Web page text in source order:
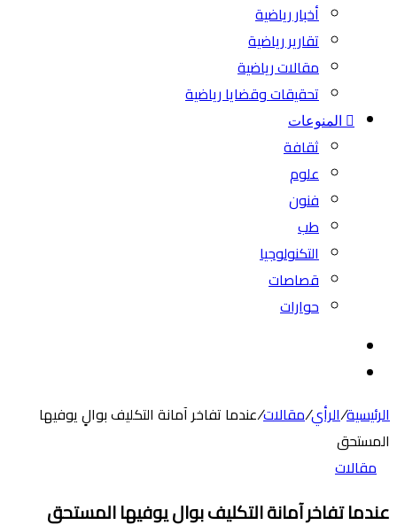
أخبار رياضية
تقارير رياضية
مقالات رياضية
تحقيقات وقضايا رياضية
المنوعات
ثقافة
علوم
فنون
طب
التكنولوجيا
قصاصات
حوارات
المظلم
الرئيسية/الرأي/مقالات/عندما تفاخر آمانة التكليف بوالٍ يوفيها
المستحق
مقالات
عندما تفاخر آمانة التكليف بوالٍ يوفيها المستحق